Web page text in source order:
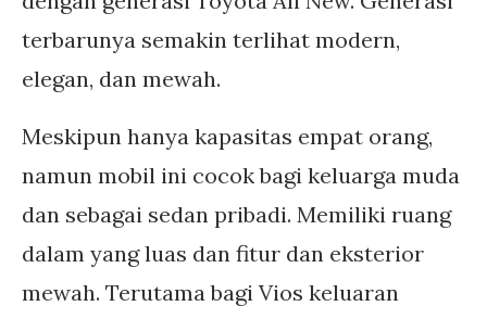
terbarunya semakin terlihat modern,
elegan, dan mewah.
Meskipun hanya kapasitas empat orang,
namun mobil ini cocok bagi keluarga muda
dan sebagai sedan pribadi. Memiliki ruang
dalam yang luas dan fitur dan eksterior
mewah. Terutama bagi Vios keluaran